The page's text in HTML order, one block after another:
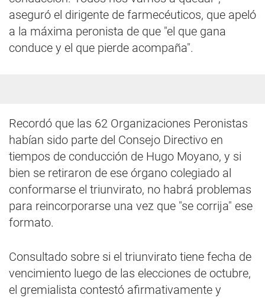
aseguró el dirigente de farmecéuticos, que apeló
a la máxima peronista de que "el que gana
conduce y el que pierde acompaña".
Recordó que las 62 Organizaciones Peronistas
habían sido parte del Consejo Directivo en
tiempos de conducción de Hugo Moyano, y si
bien se retiraron de ese órgano colegiado al
conformarse el triunvirato, no habrá problemas
para reincorporarse una vez que "se corrija" ese
formato.
Consultado sobre si el triunvirato tiene fecha de
vencimiento luego de las elecciones de octubre,
el gremialista contestó afirmativamente y